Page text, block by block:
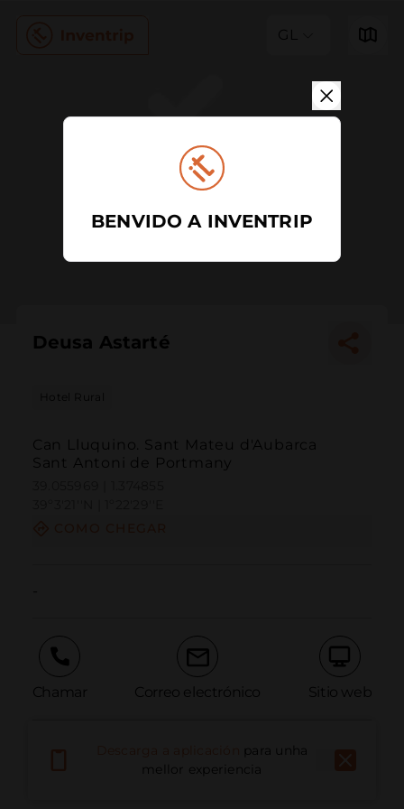
GL
Deusa Astarté
Hotel Rural
Can Lluquino. Sant Mateu d'Aubarca
Sant Antoni de Portmany
Chamar Correo electrónico Sitio web
Informar dun problema
para unha
mellor experiencia
BENVIDO A INVENTRIP